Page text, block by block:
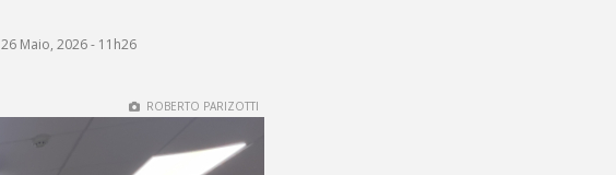
26 Maio, 2026 - 11h26
ROBERTO PARIZOTTI